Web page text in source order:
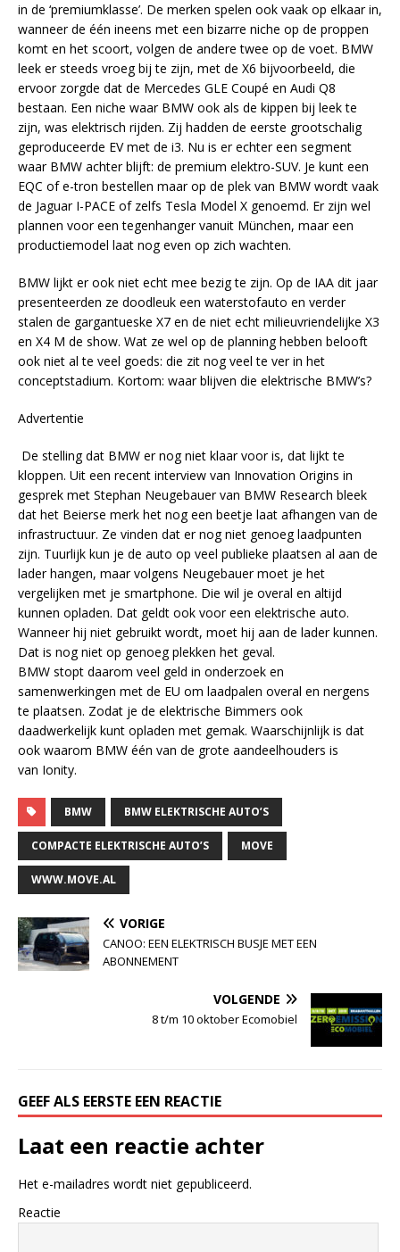
in de ‘premiumklasse’. De merken spelen ook vaak op elkaar in,
wanneer de één ineens met een bizarre niche op de proppen
komt en het scoort, volgen de andere twee op de voet. BMW
leek er steeds vroeg bij te zijn, met de X6 bijvoorbeeld, die
ervoor zorgde dat de Mercedes GLE Coupé en Audi Q8
bestaan. Een niche waar BMW ook als de kippen bij leek te
zijn, was elektrisch rijden. Zij hadden de eerste grootschalig
geproduceerde EV met de i3. Nu is er echter een segment
waar BMW achter blijft: de premium elektro-SUV. Je kunt een
EQC of e-tron bestellen maar op de plek van BMW wordt vaak
de Jaguar I-PACE of zelfs Tesla Model X genoemd. Er zijn wel
plannen voor een tegenhanger vanuit München, maar een
productiemodel laat nog even op zich wachten.
BMW lijkt er ook niet echt mee bezig te zijn. Op de IAA dit jaar
presenteerden ze doodleuk een waterstofauto en verder
stalen de gargantueske X7 en de niet echt milieuvriendelijke X3
en X4 M de show. Wat ze wel op de planning hebben belooft
ook niet al te veel goeds: die zit nog veel te ver in het
conceptstadium. Kortom: waar blijven die elektrische BMW’s?
Advertentie
De stelling dat BMW er nog niet klaar voor is, dat lijkt te
kloppen. Uit een recent interview van Innovation Origins in
gesprek met Stephan Neugebauer van BMW Research bleek
dat het Beierse merk het nog een beetje laat afhangen van de
infrastructuur. Ze vinden dat er nog niet genoeg laadpunten
zijn. Tuurlijk kun je de auto op veel publieke plaatsen al aan de
lader hangen, maar volgens Neugebauer moet je het
vergelijken met je smartphone. Die wil je overal en altijd
kunnen opladen. Dat geldt ook voor een elektrische auto.
Wanneer hij niet gebruikt wordt, moet hij aan de lader kunnen.
Dat is nog niet op genoeg plekken het geval.
BMW stopt daarom veel geld in onderzoek en
samenwerkingen met de EU om laadpalen overal en nergens
te plaatsen. Zodat je de elektrische Bimmers ook
daadwerkelijk kunt opladen met gemak. Waarschijnlijk is dat
ook waarom BMW één van de grote aandeelhouders is
van Ionity.
BMW BMW ELEKTRISCHE AUTO’S
COMPACTE ELEKTRISCHE AUTO’S MOVE
WWW.MOVE.AL
VORIGE
CANOO: EEN ELEKTRISCH BUSJE MET EEN
ABONNEMENT
VOLGENDE
8 t/m 10 oktober Ecomobiel
GEEF ALS EERSTE EEN REACTIE
Laat een reactie achter
Het e-mailadres wordt niet gepubliceerd.
Reactie